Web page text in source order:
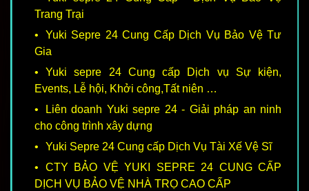
Trang Trại
Yuki Sepre 24 Cung Cấp Dịch Vụ Bảo Vệ Tư
Gia
Yuki sepre 24 Cung cấp Dịch vụ Sự kiện,
Events, Lễ hội, Khởi công,Tất niên …
Liên doanh Yuki sepre 24 - Giải pháp an ninh
cho công trình xây dựng
Yuki Sepre 24 Cung cấp Dịch Vụ Tài Xế Vệ Sĩ
CTY BẢO VỆ YUKI SEPRE 24 CUNG CẤP
DỊCH VỤ BẢO VỆ NHÀ TRỌ CAO CẤP